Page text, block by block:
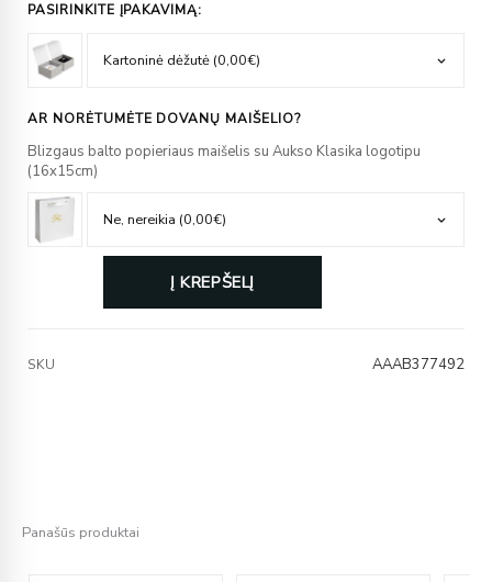
PASIRINKITE ĮPAKAVIMĄ:
AR NORĖTUMĖTE DOVANŲ MAIŠELIO?
Blizgaus balto popieriaus maišelis su Aukso Klasika logotipu
(16x15cm)
Į KREPŠELĮ
SKU AAAB377492
Panašūs produktai